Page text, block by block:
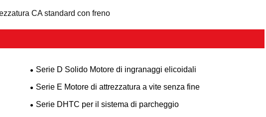
CA standard con freno
Serie D Solido Motore di ingranaggi elicoidali
Serie E Motore di attrezzatura a vite senza fine
Serie DHTC per il sistema di parcheggio